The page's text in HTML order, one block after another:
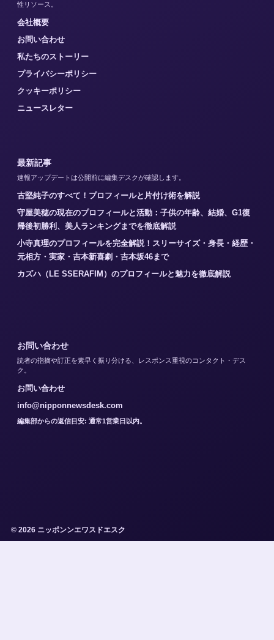
性リソース。
会社概要
お問い合わせ
私たちのストーリー
プライバシーポリシー
クッキーポリシー
ニュースレター
最新記事
速報アップデートは公開前に編集デスクが確認します。
古堅純子のすべて！プロフィールと片付け術を解説
守屋美穂の現在のプロフィールと活動：子供の年齢、結婚、G1復
帰後初勝利、美人ランキングまでを徹底解説
小寺真理のプロフィールを完全解説！スリーサイズ・身長・経歴・
元相方・実家・吉本新喜劇・吉本坂46まで
カズハ（LE SSERAFIM）のプロフィールと魅力を徹底解説
お問い合わせ
読者の指摘や訂正を素早く振り分ける、レスポンス重視のコンタクト・デス
ク。
お問い合わせ
info@nipponnewsdesk.com
編集部からの返信目安: 通常1営業日以内。
© 2026 ニッポンンエワスドエスク